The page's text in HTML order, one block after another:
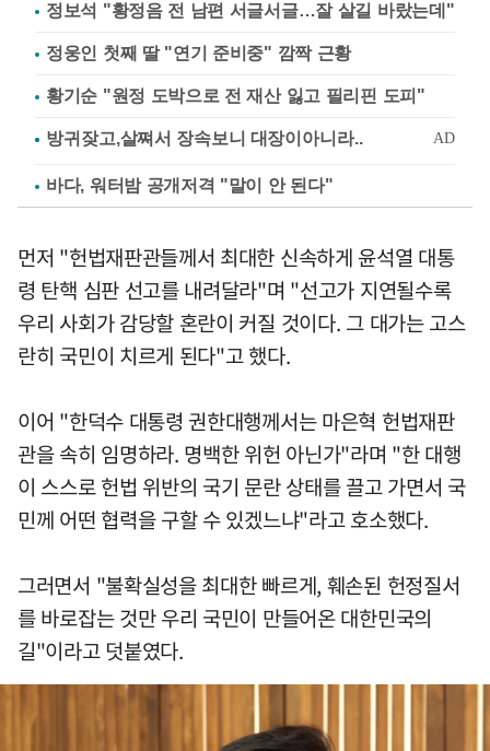
정보석 "황정음 전 남편 서글서글…잘 살길 바랐는데"
정웅인 첫째 딸 "연기 준비중" 깜짝 근황
황기순 "원정 도박으로 전 재산 잃고 필리핀 도피"
바다, 워터밤 공개저격 "말이 안 된다"
먼저 "헌법재판관들께서 최대한 신속하게 윤석열 대통
령 탄핵 심판 선고를 내려달라"며 "선고가 지연될수록
우리 사회가 감당할 혼란이 커질 것이다. 그 대가는 고스
란히 국민이 치르게 된다"고 했다.
이어 "한덕수 대통령 권한대행께서는 마은혁 헌법재판
관을 속히 임명하라. 명백한 위헌 아닌가"라며 "한 대행
이 스스로 헌법 위반의 국기 문란 상태를 끌고 가면서 국
민께 어떤 협력을 구할 수 있겠느냐"라고 호소했다.
그러면서 "불확실성을 최대한 빠르게, 훼손된 헌정질서
를 바로잡는 것만 우리 국민이 만들어온 대한민국의
길"이라고 덧붙였다.